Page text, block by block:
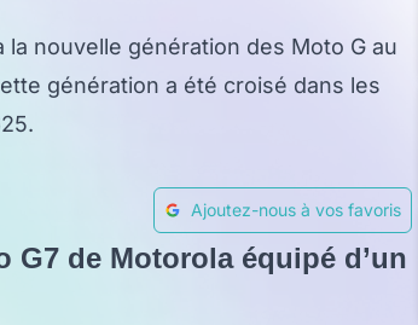
nouvelle génération des Moto G au
génération a été croisé dans les
Ajoutez-nous à vos favoris
G7 de Motorola équipé d’un